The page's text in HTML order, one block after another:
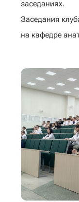
заседаниях.
Заседания
на кафедре